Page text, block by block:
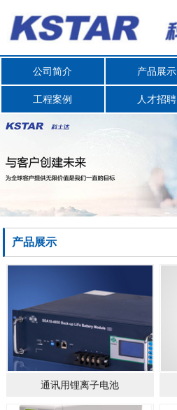
公司简介 产品展示
工程案例 人才招聘
产品展示
通讯用锂离子电池